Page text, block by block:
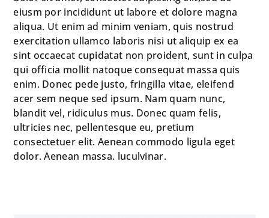
eiusm por incididunt ut labore et dolore magna
aliqua. Ut enim ad minim veniam, quis nostrud
exercitation ullamco laboris nisi ut aliquip ex ea
sint occaecat cupidatat non proident, sunt in culpa
qui officia mollit natoque consequat massa quis
enim. Donec pede justo, fringilla vitae, eleifend
acer sem neque sed ipsum. Nam quam nunc,
blandit vel, ridiculus mus. Donec quam felis,
ultricies nec, pellentesque eu, pretium
consectetuer elit. Aenean commodo ligula eget
dolor. Aenean massa. luculvinar.